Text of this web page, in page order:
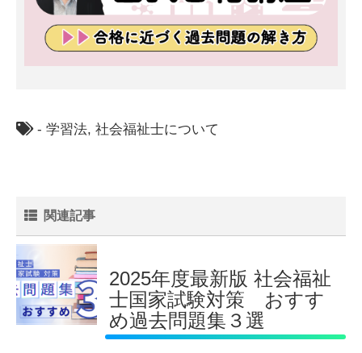
- 学習法, 社会福祉士について
関連記事
2025年度最新版 社会福祉
士国家試験対策 おすす
め過去問題集３選